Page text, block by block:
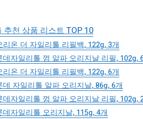
추천 상품 리스트 TOP 10
리온 더 자일리톨 리필백, 122g, 3개
데자일리톨 껌 알파 오리지날 리필, 102g,
리온 더 자일리톨 리필백, 122g, 6개
데 자일리톨 알파 오리지날, 86g, 6개
데자일리톨 껌 알파 오리지날 리필, 102g,
데자일리톨 오리지날, 115g, 4개